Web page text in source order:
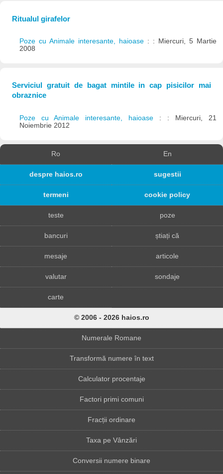
Ritualul girafelor
Poze cu Animale interesante, haioase : : Miercuri, 5 Martie
2008
Serviciul gratuit de bagat mintile in cap pisicilor mai
obraznice
Poze cu Animale interesante, haioase : : Miercuri, 21
Noiembrie 2012
Ro En
despre haios.ro sugestii
termeni cookie policy
teste poze
bancuri știați că
mesaje articole
valutar sondaje
carte
© 2006 - 2026 haios.ro
Numerale Romane
Transformă numere în text
Calculator procentaje
Factori primi comuni
Fracții ordinare
Taxa pe Vânzări
Conversii numere binare